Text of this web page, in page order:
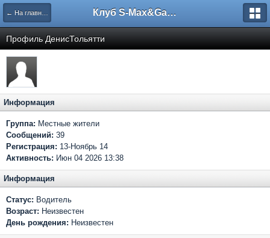
← На главную Клуб S-Max&Galaxy
Профиль ДенисТольятти
Информация
Группа: Местные жители
Сообщений: 39
Регистрация: 13-Ноябрь 14
Активность: Июн 04 2026 13:38
Информация
Статус: Водитель
Возраст: Неизвестен
День рождения: Неизвестен